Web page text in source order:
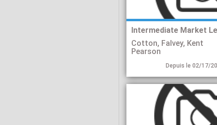
Cotton, Falvey, Kent
Pearson
Depuis le 02/17/